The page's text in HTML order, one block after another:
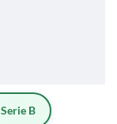
Serie B